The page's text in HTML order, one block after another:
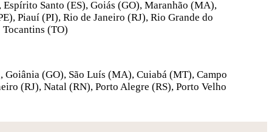
Santo (ES), Goiás (GO), Maranhão (MA),
Piauí (PI), Rio de Janeiro (RJ), Rio Grande do
Tocantins (TO)
(GO), São Luís (MA), Cuiabá (MT), Campo
(RJ), Natal (RN), Porto Alegre (RS), Porto Velho